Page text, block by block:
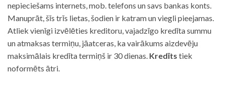
nepieciešams internets, mob. telefons un savs bankas konts.
Manuprāt, šīs trīs lietas, šodien ir katram un viegli pieejamas.
Atliek vienīgi izvēlēties kreditoru, vajadzīgo kredīta summu
un atmaksas termiņu, jāatceras, ka vairākums aizdevēju
maksimālais kredīta termiņš ir 30 dienas. Kredīts tiek
noformēts ātri.